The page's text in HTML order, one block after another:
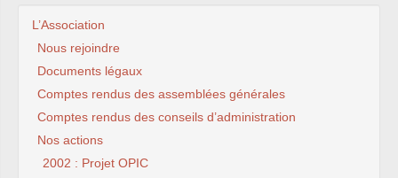
L’Association
Nous rejoindre
Documents légaux
Comptes rendus des assemblées générales
Comptes rendus des conseils d’administration
Nos actions
2002 : Projet OPIC